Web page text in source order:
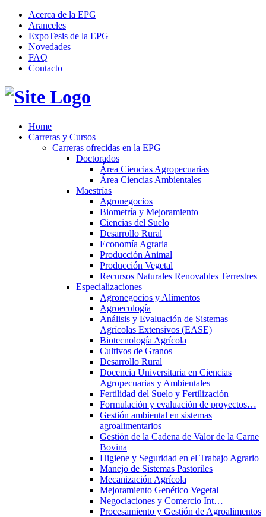
Acerca de la EPG
Aranceles
ExpoTesis de la EPG
Novedades
FAQ
Contacto
Home
Carreras y Cursos
Carreras ofrecidas en la EPG
Doctorados
Área Ciencias Agropecuarias
Área Ciencias Ambientales
Maestrías
Agronegocios
Biometría y Mejoramiento
Ciencias del Suelo
Desarrollo Rural
Economía Agraria
Producción Animal
Producción Vegetal
Recursos Naturales Renovables Terrestres
Especializaciones
Agronegocios y Alimentos
Agroecología
Análisis y Evaluación de Sistemas
Agrícolas Extensivos (EASE)
Biotecnología Agrícola
Cultivos de Granos
Desarrollo Rural
Docencia Universitaria en Ciencias
Agropecuarias y Ambientales
Fertilidad del Suelo y Fertilización
Formulación y evaluación de proyectos…
Gestión ambiental en sistemas
agroalimentarios
Gestión de la Cadena de Valor de la Carne
Bovina
Higiene y Seguridad en el Trabajo Agrario
Manejo de Sistemas Pastoriles
Mecanización Agrícola
Mejoramiento Genético Vegetal
Negociaciones y Comercio Int…
Procesamiento y Gestión de Agroalimentos